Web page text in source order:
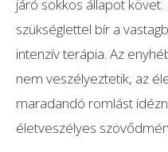
járó sokkos állapot
szükséglettel bír a
intenzív terápia. Az
nem veszélyeztetik, az
maradandó romlást
életveszélyes